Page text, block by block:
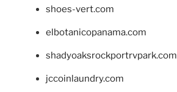
shoes-vert.com
elbotanicopanama.com
shadyoaksrockportrvpark.com
jccoinlaundry.com